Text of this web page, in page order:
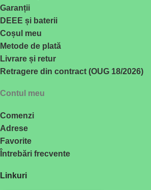
Garanții
DEEE și baterii
Coșul meu
Metode de plată
Livrare și retur
Retragere din contract (OUG 18/2026)
Contul meu
Comenzi
Adrese
Favorite
Întrebări frecvente
Linkuri